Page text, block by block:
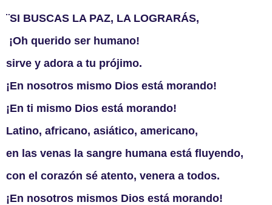
¨SI BUSCAS LA PAZ, LA LOGRARÁS,
¡Oh querido ser humano!
sirve y adora a tu prójimo.
¡En nosotros mismo Dios está morando!
¡En ti mismo Dios está morando!
Latino, africano, asiático, americano,
en las venas la sangre humana está fluyendo,
con el corazón sé atento, venera a todos.
¡En nosotros mismos Dios está morando!